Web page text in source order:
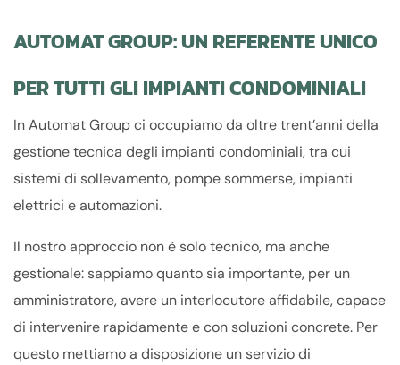
AUTOMAT GROUP: UN REFERENTE UNICO
PER TUTTI GLI IMPIANTI CONDOMINIALI
In Automat Group ci occupiamo da oltre trent’anni della
gestione tecnica degli impianti condominiali, tra cui
sistemi di sollevamento, pompe sommerse, impianti
elettrici e automazioni.
Il nostro approccio non è solo tecnico, ma anche
gestionale: sappiamo quanto sia importante, per un
amministratore, avere un interlocutore affidabile, capace
di intervenire rapidamente e con soluzioni concrete. Per
questo mettiamo a disposizione un servizio di